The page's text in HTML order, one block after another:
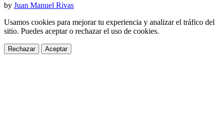
by Juan Manuel Rivas
Usamos cookies para mejorar tu experiencia y analizar el tráfico del
sitio. Puedes aceptar o rechazar el uso de cookies.
Rechazar Aceptar